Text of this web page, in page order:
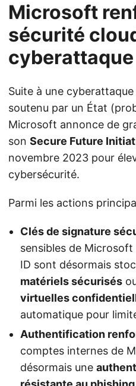
Microsoft
sécurité
cyberattaque
Suite à une
soutenu par un État
Microsoft annonce de
son Secure Future
novembre 2023 pour
cybersécurité.
Parmi les actions
Clés de signature
sensibles de
ID sont désormais
matériels sécurisés
virtuelles
automatique pour
Authentification
comptes internes de
désormais une